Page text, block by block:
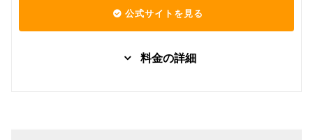
公式サイトを見る
料金の詳細